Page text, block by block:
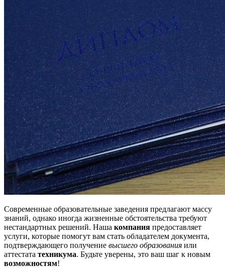
Современные образовательные заведения предлагают массу
знаний, однако иногда жизненные обстоятельства требуют
нестандартных решений. Наша компания предоставляет
услуги, которые помогут вам стать обладателем документа,
подтверждающего получение высшего образования или
аттестата техникума. Будьте уверены, это ваш шаг к новым
возможностям!